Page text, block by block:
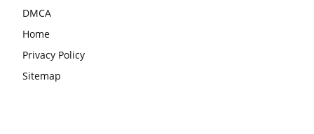
DMCA
Home
Privacy Policy
Sitemap